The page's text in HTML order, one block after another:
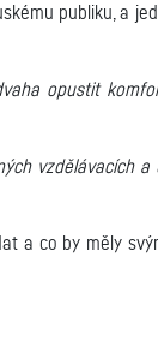
publiku, a
opustit
vzdělávacích a
a co by měly